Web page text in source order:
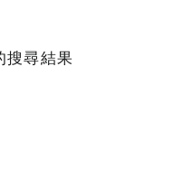
搜尋結果